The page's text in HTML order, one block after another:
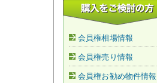
会員権相場情報
会員権売り情報
会員権お勧め物件情報